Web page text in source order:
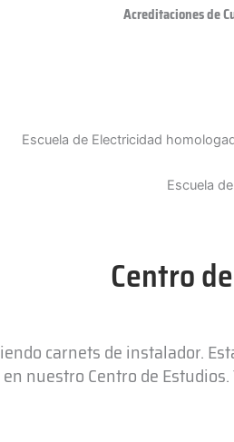
Acreditaciones de
Centro
carnets de instalador.
nuestro Centro de Estudios.